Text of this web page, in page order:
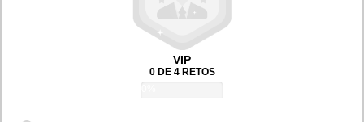
VIP
0 DE 4 RETOS